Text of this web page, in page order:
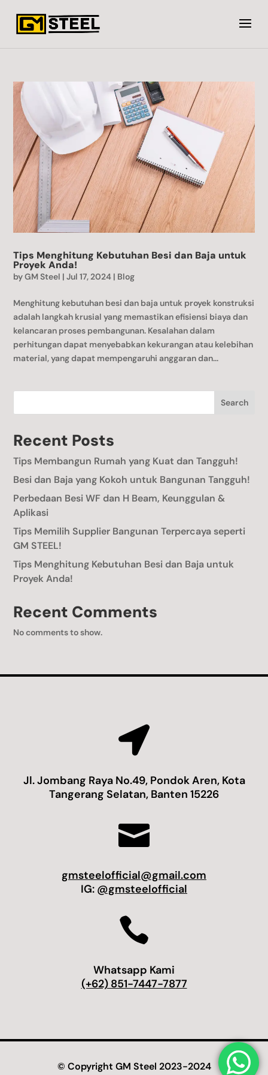
Tips Menghitung Kebutuhan Besi dan Baja untuk
Proyek Anda!
byGM Steel |Jul 17, 2024 | Blog
Menghitung kebutuhan besi dan baja untuk proyek konstruksi
adalah langkah krusial yang memastikan efisiensi biaya dan
kelancaran proses pembangunan. Kesalahan dalam
perhitungan dapat menyebabkan kekurangan atau kelebihan
material, yang dapat mempengaruhi anggaran dan...
Search
Recent Posts
Tips Membangun Rumah yang Kuat dan Tangguh!
Besi dan Baja yang Kokoh untuk Bangunan Tangguh!
Perbedaan Besi WF dan H Beam, Keunggulan &
Aplikasi
Tips Memilih Supplier Bangunan Terpercaya seperti
GM STEEL!
Tips Menghitung Kebutuhan Besi dan Baja untuk
Proyek Anda!
Recent Comments
No comments to show.

Jl. Jombang Raya No.49, Pondok Aren, Kota
Tangerang Selatan, Banten 15226

gmsteelofficial@gmail.com
IG: @gmsteelofficial

Whatsapp Kami
(+62) 851-7447-7877
© Copyright GM Steel 2023-2024